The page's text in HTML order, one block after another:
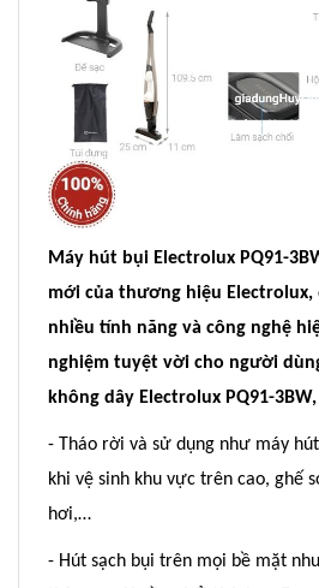
Máy hút bụi Electrolux PQ91-
mới của thương hiệu
nhiều tính năng và công nghệ
nghiệm tuyệt vời cho người
không dây Electrolux PQ91-
- Tháo rời và sử dụng như máy
khi vệ sinh khu vực trên cao, ghế
hơi,…
- Hút sạch bụi trên mọi bề mặt